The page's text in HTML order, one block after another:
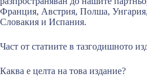
Франция, Австрия, Полша,
Словакия и Испания.
Част от статиите в тазгодишното
Каква е целта на това издание?